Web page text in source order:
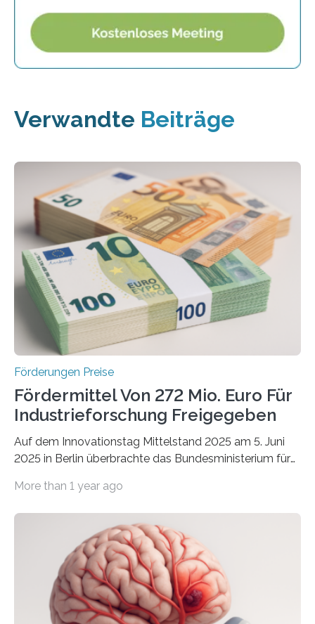
Verwandte Beiträge
Förderungen Preise
Fördermittel Von 272 Mio. Euro Für
Industrieforschung Freigegeben
Auf dem Innovationstag Mittelstand 2025 am 5. Juni
2025 in Berlin überbrachte das Bundesministerium für
Überplanmäßige Verpflichtungsermächtigungen in
Woche vom Haushaltsausschuss freigegeben – unter
anderem zur Unterstützung der
Industrieforschungsprogramme Industrielle
Gemeinschaftsforschung (IGF), Zentrales
Innovationsprogramm Mittelstand (ZIM) und
Innovationskompetenz INNO-KOM. Auf dem
More than 1 year ago